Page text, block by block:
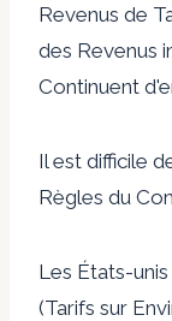
Revenus de
des Revenus
Continuent
Il est difficile
Règles du
Les États-
(Tarifs sur